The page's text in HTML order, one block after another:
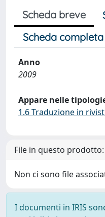
Scheda breve
Scheda completa
Anno
2009
Appare nelle
1.6 Traduzione in
File in questo prodotto:
Non ci sono file
I documenti in IRIS